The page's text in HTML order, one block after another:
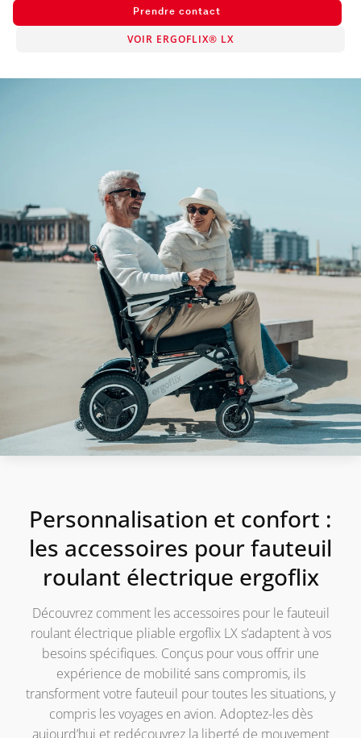
Prendre contact
VOIR ERGOFLIX® LX
Personnalisation et confort :
les accessoires pour fauteuil
roulant électrique ergoflix
Découvrez comment les accessoires pour le fauteuil
roulant électrique pliable ergoflix LX s’adaptent à vos
besoins spécifiques. Conçus pour vous offrir une
expérience de mobilité sans compromis, ils
transforment votre fauteuil pour toutes les situations, y
compris les voyages en avion. Adoptez-les dès
aujourd’hui et redécouvrez la liberté de mouvement